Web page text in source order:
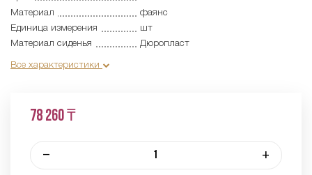
Материал
фаянс
Единица измерения
шт
Материал сиденья
Дюропласт
Все характеристики
78 260 ₸
– +